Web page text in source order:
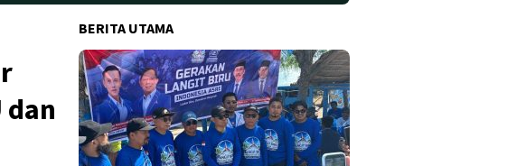
dan
BERITA UTAMA